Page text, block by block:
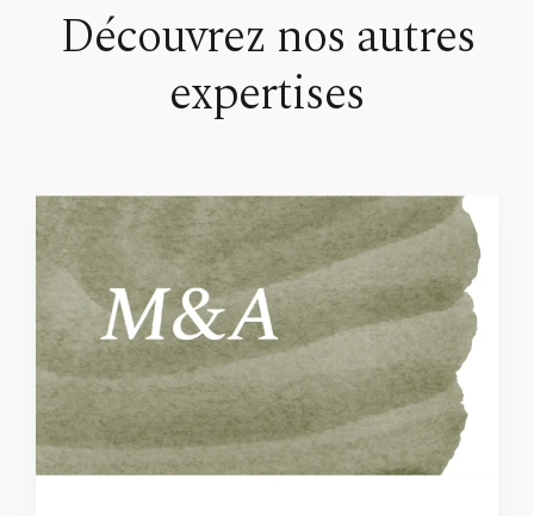
Découvrez nos autres
expertises